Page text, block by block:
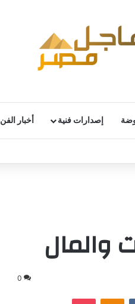
إصدارات فنية أخبار الفن
من 14%
والمال
0
‏VKontakte
Odnoklassniki
‫Pocket